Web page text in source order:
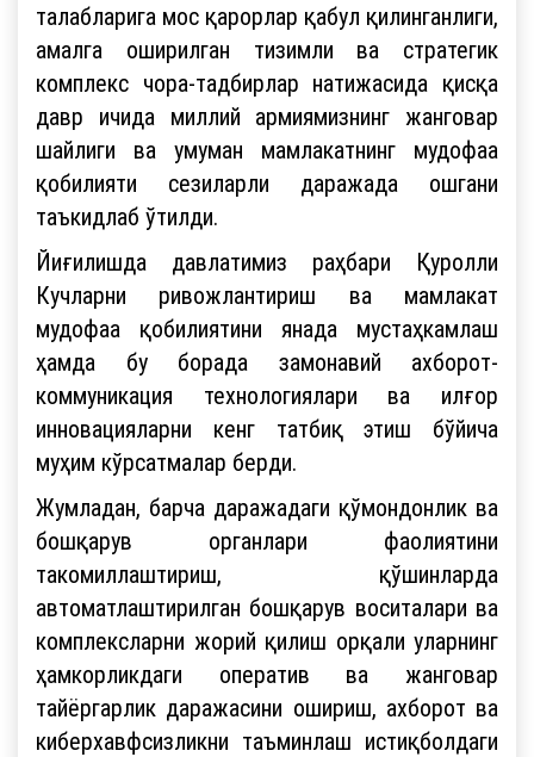
талабларига мос қарорлар қабул қилинганлиги,
амалга оширилган тизимли ва стратегик
комплекс чора-тадбирлар натижасида қисқа
давр ичида миллий армиямизнинг жанговар
шайлиги ва умуман мамлакатнинг мудофаа
қобилияти сезиларли даражада ошгани
таъкидлаб ўтилди.
Йиғилишда давлатимиз раҳбари Қуролли
Кучларни ривожлантириш ва мамлакат
мудофаа қобилиятини янада мустаҳкамлаш
ҳамда бу борада замонавий ахборот-
коммуникация технологиялари ва илғор
инновацияларни кенг татбиқ этиш бўйича
муҳим кўрсатмалар берди.
Жумладан, барча даражадаги қўмондонлик ва
бошқарув органлари фаолиятини
такомиллаштириш, қўшинларда
автоматлаштирилган бошқарув воситалари ва
комплексларни жорий қилиш орқали уларнинг
ҳамкорликдаги оператив ва жанговар
тайёргарлик даражасини ошириш, ахборот ва
киберхавфсизликни таъминлаш истиқболдаги